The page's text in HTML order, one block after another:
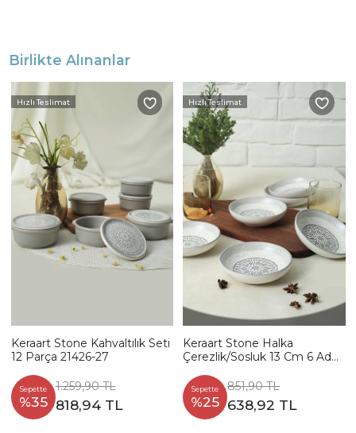
Birlikte Alınanlar
Hızlı Teslimat
Keraart Stone Kahvaltılık Seti
12 Parça 21426-27
Sepette
%35
1.259,90 TL
818,94 TL
Hızlı Teslimat
Keraart Stone Halka
Çerezlik/Sosluk 13 Cm 6 Adet
Sepette
%25
851,90 TL
638,92 TL